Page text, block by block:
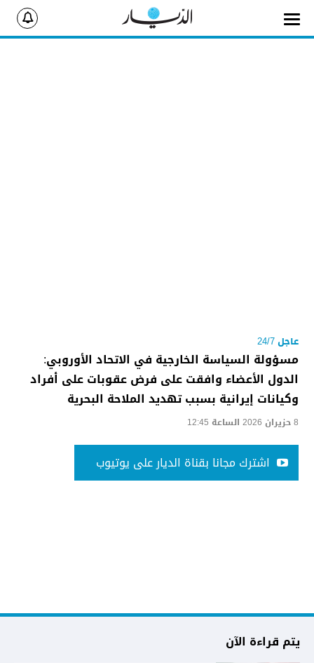
عاجل 24/7
مسؤولة السياسة الخارجية في الاتحاد الأوروبي:
الدول الأعضاء وافقت على فرض عقوبات على أفراد
وكيانات إيرانية بسبب تهديد الملاحة البحرية
8 حزيران 2026 الساعة 12:45
اشترك مجانا بقناة الديار على يوتيوب
يتم قراءة الآن